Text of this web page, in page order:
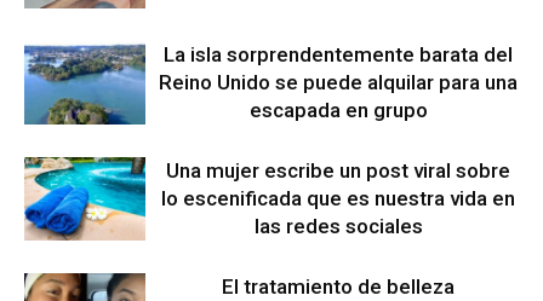
La isla sorprendentemente barata del
Reino Unido se puede alquilar para una
escapada en grupo
Una mujer escribe un post viral sobre
lo escenificada que es nuestra vida en
las redes sociales
El tratamiento de belleza